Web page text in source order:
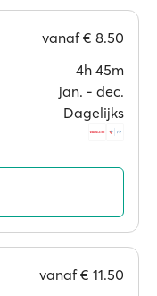
vanaf€ 8.50
4h 45m
jan. ‐ dec.
Dagelijks
vanaf€ 11.50